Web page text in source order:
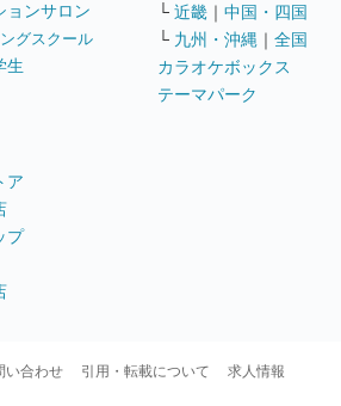
ョンサロン
グスクール
生
ア
プ
└ 近畿 ｜ 中国・四国
└ 九州・沖縄 ｜ 全国
カラオケボックス
テーマパーク
い合わせ 引用・転載について 求人情報